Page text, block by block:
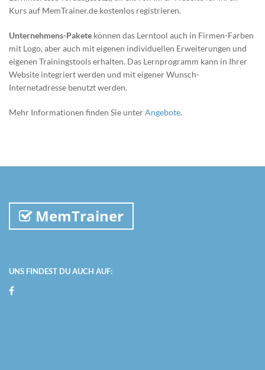
Kurs auf MemTrainer.de kostenlos registrieren.
Unternehmens-Pakete können das Lerntool auch in Firmen-Farben
mit Logo, aber auch mit eigenen individuellen Erweiterungen und
eigenen Trainingstools erhalten. Das Lernprogramm kann in Ihrer
Website integriert werden und mit eigener Wunsch-
Internetadresse benutzt werden.
Mehr Informationen finden Sie unterAngebote.
MemTrainer
UNS FINDEST DU AUCH AUF: